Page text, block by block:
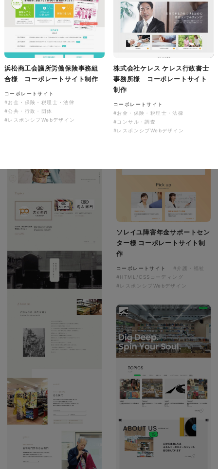
ソレイユ障害年金サポートセン
ター様 コーポレートサイト制
作
コーポレートサイト
#介護・福祉
#HTML/CSSコーディング
#レスポンシブWebデザイン
株式会社バスコフーズ様
FRUITFRUIT SNACK パッケ
ージデザイン
パッケージ
#食品・飲食
#パッケージデザイン
#グラフィックデザイン
浜松商工会議所労働保険事務組
合様 コーポレートサイト制作
コーポレートサイト
#お金・保険・税理士・法律
#公共・行政・団体
#レスポンシブWebデザイン
株式会社ケレス ケレス行政書士
事務所様 コーポレートサイト
制作
コーポレートサイト
#お金・保険・税理士・法律
#コンサル・調査
#レスポンシブWebデザイン